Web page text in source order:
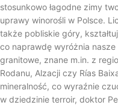
stosunkowo łagodne zimy
uprawy winorośli w Polsce.
także pobliskie góry,
co naprawdę wyróżnia nasze
granitowe, znane m.in. z
Rodanu, Alzacji czy Rías
mineralność, co wyraźnie
w dziedzinie terroir, doktor